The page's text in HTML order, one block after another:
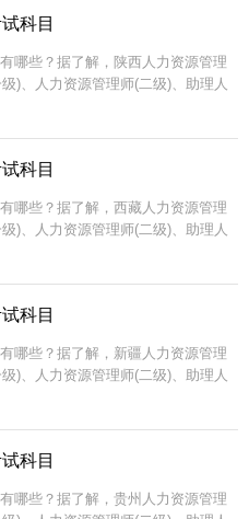
科目
哪些？据了解，陕西人力资源管理
)、人力资源管理师(二级)、助理人
四级)。 不同等级的人力...
科目
哪些？据了解，西藏人力资源管理
)、人力资源管理师(二级)、助理人
四级)。 不同等级的人力...
科目
哪些？据了解，新疆人力资源管理
)、人力资源管理师(二级)、助理人
四级)。 不同等级的人力...
科目
哪些？据了解，贵州人力资源管理